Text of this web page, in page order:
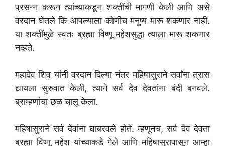
प्रसन्न करून त्यांच्याकडून शक्तींची मागणी केली आणि असे
वरदान घेतले कि आपल्याला कोणीच मनुष्य मारू शकणार नाही.
या शक्तींमुळे स्वतः ब्रह्मा विष्णू महेशसुद्धा त्याला मारू शकणार
नव्हते.
महादेव शिव यांनी वरदान दिल्या नंतर महिषासुराने सर्वांना त्रास
द्यायला सुरुवात केली, त्याने सर्व देव देवतांना बंदी बनवले.
ब्राम्हणांचा छळ चालू केला.
महिषासुराने सर्व देवांना घाबरवले होते. म्हणूनच, सर्व देव देवता
ब्रह्मा विष्णू महेश यांच्याकडे गेले आणि महिषासुरापासून आम्हा